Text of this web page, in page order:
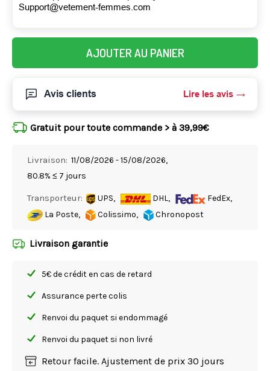
Support@vetement-femmes.com
AJOUTER AU PANIER
Avis clients Lire les avis
Gratuit pour toute commande > à 39,99€
Livraison: 11/08/2026 - 15/08/2026,
80.8% ≤ 7 jours
Transporteur: UPS, DHL,
FedEx,
La Poste,
Colissimo, Chronopost
Livraison garantie
5€ de crédit en cas de retard
Assurance perte colis
Renvoi du paquet si endommagé
Renvoi du paquet si non livré
Retour facile. Ajustement de prix 30 jours